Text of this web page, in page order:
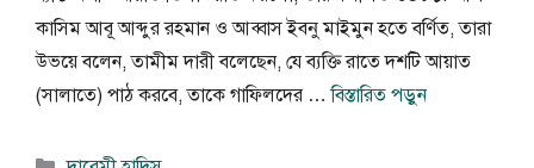
কাসিম আবূ আব্দুর রহমান ও আব্বাস ইবনু মাইমুন হতে বর্ণিত, তারা
উভয়ে বলেন, তামীম দারী বলেছেন, যে ব্যক্তি রাতে দশটি আয়াত
(সালাতে) পাঠ করবে, তাকে গাফিলদের …বিস্তারিত পড়ুন
বিভাগ